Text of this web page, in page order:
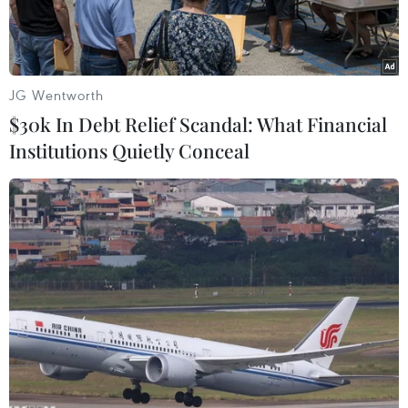
Quang cảnh buổi giao lưu “Tiếp nối truyền thống tuổi trẻ ở R”.
(Ảnh Phạm Thanh Tân/TTXVN)
Kỷ niệm 70 năm Ngày thành lập Quân đội nhân
dân Việt Nam (22/12/1944 - 22/12/2014) và 25
JG Wentworth
$30k In Debt Relief Scandal: What Financial
Institutions Quietly Conceal